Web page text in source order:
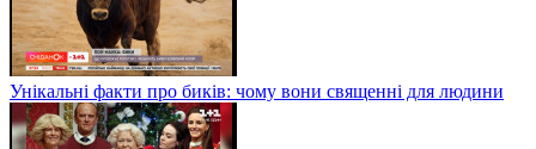
Унікальні факти про биків: чому вони священні для людини